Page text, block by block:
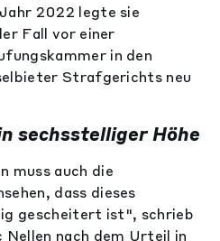
2022 legte sie
Fall vor einer
in den
Strafgerichts neu
sechsstelliger Höhe
muss auch die
dass dieses
gescheitert ist", schrieb
nach dem Urteil in